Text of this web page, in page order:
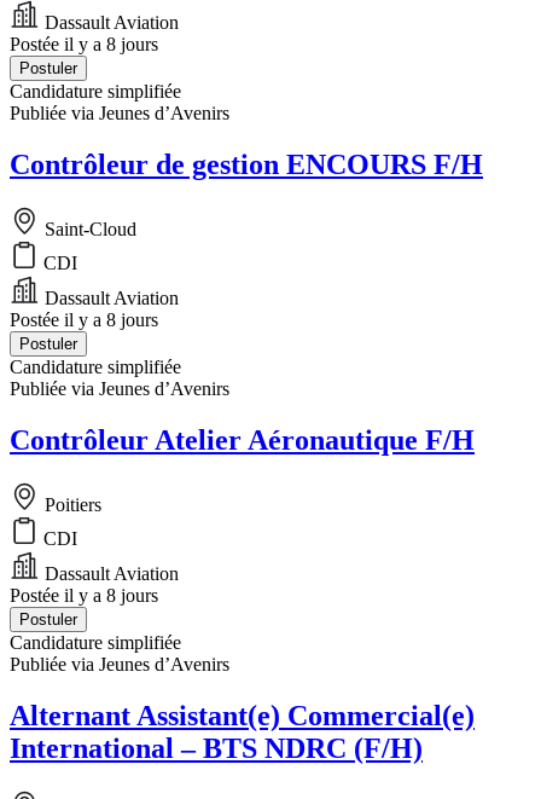
Dassault Aviation
Postée il y a 8 jours
Postuler
Candidature simplifiée
Publiée via Jeunes d’Avenirs
Contrôleur de gestion ENCOURS F/H
Saint-Cloud
CDI
Dassault Aviation
Postée il y a 8 jours
Postuler
Candidature simplifiée
Publiée via Jeunes d’Avenirs
Contrôleur Atelier Aéronautique F/H
Poitiers
CDI
Dassault Aviation
Postée il y a 8 jours
Postuler
Candidature simplifiée
Publiée via Jeunes d’Avenirs
Alternant Assistant(e) Commercial(e)
International – BTS NDRC (F/H)